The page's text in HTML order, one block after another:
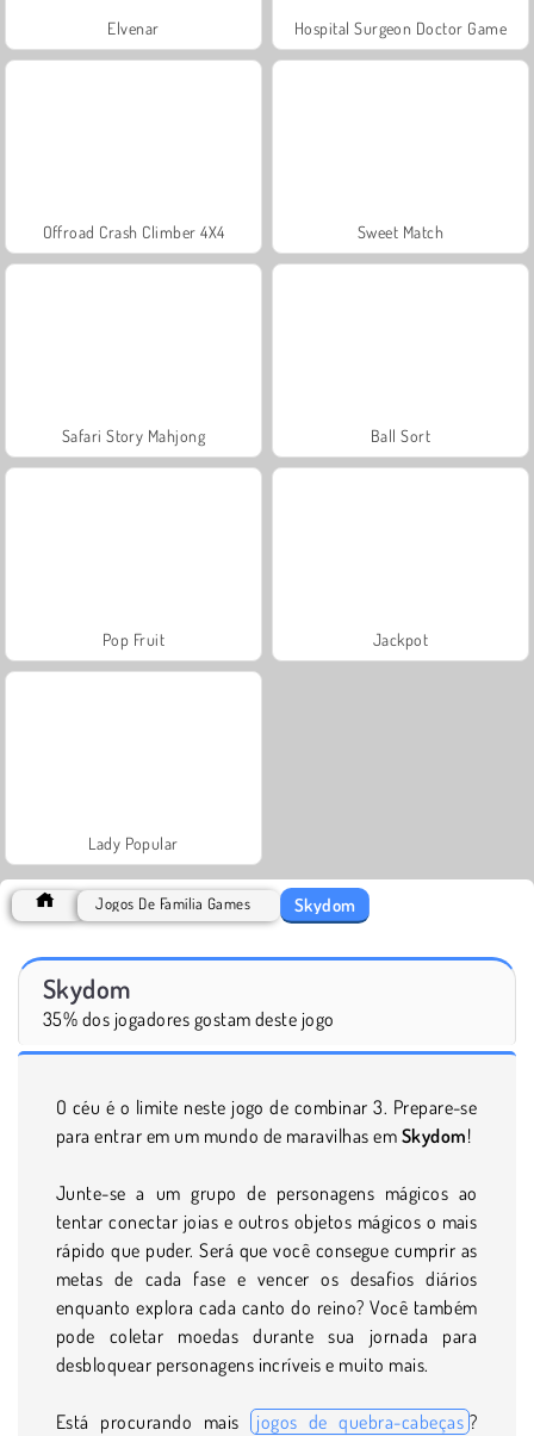
Elvenar Hospital Surgeon Doctor Game
Offroad Crash Climber 4X4 Sweet Match
Safari Story Mahjong Ball Sort
Pop Fruit Jackpot
Lady Popular
Jogos De Família Games Skydom
Skydom
35% dos jogadores gostam deste jogo
O céu é o limite neste jogo de combinar 3. Prepare-se
para entrar em um mundo de maravilhas em Skydom!
Junte-se a um grupo de personagens mágicos ao
tentar conectar joias e outros objetos mágicos o mais
rápido que puder. Será que você consegue cumprir as
metas de cada fase e vencer os desafios diários
enquanto explora cada canto do reino? Você também
pode coletar moedas durante sua jornada para
desbloquear personagens incríveis e muito mais.
Está procurando mais jogos de quebra-cabeças ?